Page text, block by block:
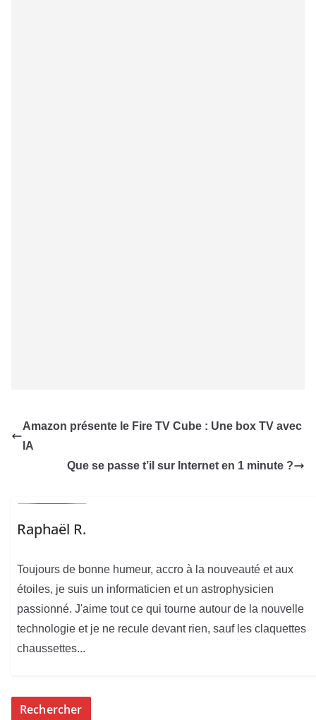
Amazon présente le Fire TV Cube : Une box TV avec
IA
Que se passe t’il sur Internet en 1 minute ?
Raphaël R.
Toujours de bonne humeur, accro à la nouveauté et aux
étoiles, je suis un informaticien et un astrophysicien
passionné. J'aime tout ce qui tourne autour de la nouvelle
technologie et je ne recule devant rien, sauf les claquettes
chaussettes...
Rechercher